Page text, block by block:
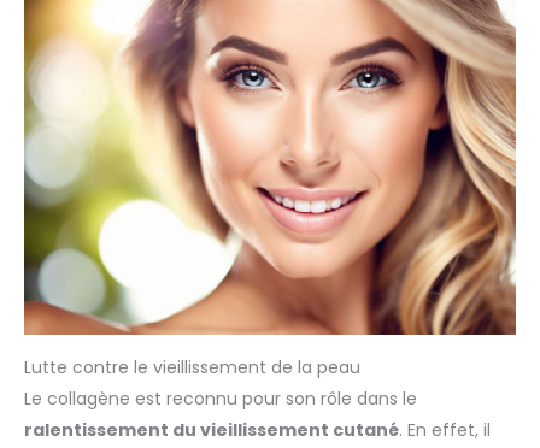
Lutte contre le vieillissement de la peau
Le collagène est reconnu pour son rôle dans le
ralentissement du vieillissement cutané. En effet, il